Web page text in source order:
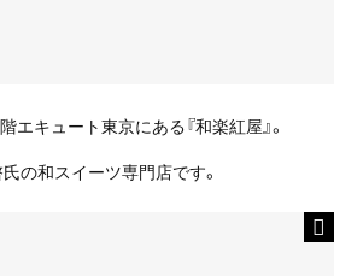
エキュート東京にある『和楽紅屋』。
の和スイーツ専門店です。